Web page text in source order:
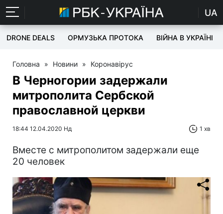
UA
DRONE DEALS ОРМУЗЬКА ПРОТОКА ВІЙНА В УКРАЇНІ
Головна » Новини » Коронавірус
В Черногории задержали
митрополита Сербской
православной церкви
18:44 12.04.2020 Нд 1 хв
Вместе с митрополитом задержали еще
20 человек